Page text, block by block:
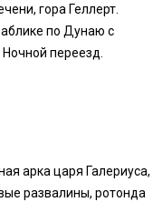
гора Геллерт.
по Дунаю с
переезд.
арка царя Галериуса,
развалины, ротонда